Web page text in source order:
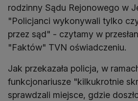
rodzinny Sądu Rejonowego w
"Policjanci wykonywali tylko
przez sąd" - czytamy w
"Faktów" TVN oświadczeniu.
Jak przekazała policja, w
funkcjonariusze "kilkukrotnie
sprawdzali miejsce, gdzie